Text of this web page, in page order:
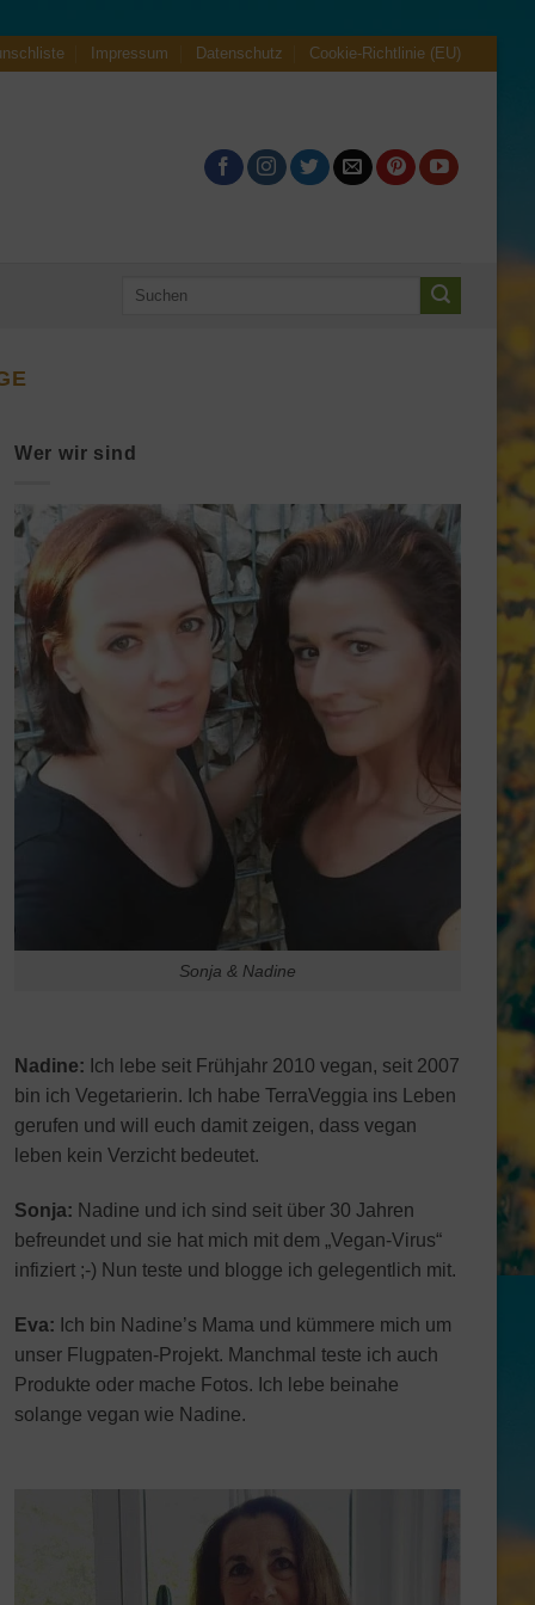
Impressum Datenschutz Cookie-Richtlinie (EU)
Suche
Wer wir sind
Sonja & Nadine
Nadine: Ich lebe seit Frühjahr 2010 vegan, seit 2007
bin ich Vegetarierin. Ich habe TerraVeggia ins Leben
gerufen und will euch damit zeigen, dass vegan
leben kein Verzicht bedeutet.
Sonja: Nadine und ich sind seit über 30 Jahren
befreundet und sie hat mich mit dem „Vegan-Virus“
infiziert ;-) Nun teste und blogge ich gelegentlich mit.
Eva: Ich bin Nadine’s Mama und kümmere mich um
unser Flugpaten-Projekt. Manchmal teste ich auch
Produkte oder mache Fotos. Ich lebe beinahe
solange vegan wie Nadine.